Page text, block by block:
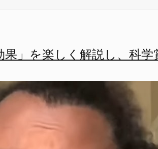
」を楽しく解説し、科学